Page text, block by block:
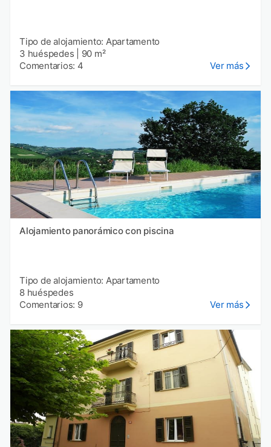
Tipo de alojamiento: Apartamento
3 huéspedes
90 m²
Comentarios: 4
Ver más
Alojamiento panorámico con piscina
Tipo de alojamiento: Apartamento
8 huéspedes
Comentarios: 9
Ver más